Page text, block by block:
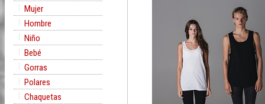
Mujer
Hombre
Niño
Bebé
Gorras
Polares
Chaquetas